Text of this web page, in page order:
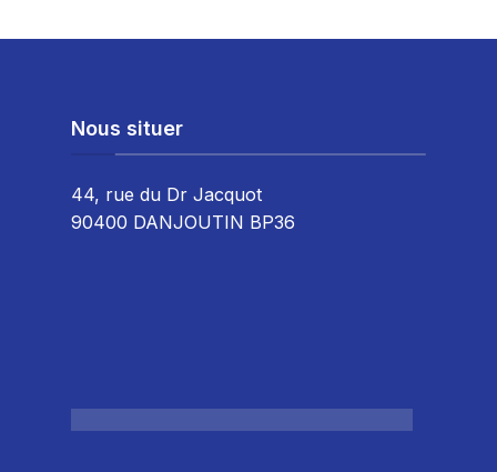
Nous situer
44, rue du Dr Jacquot
90400 DANJOUTIN BP36